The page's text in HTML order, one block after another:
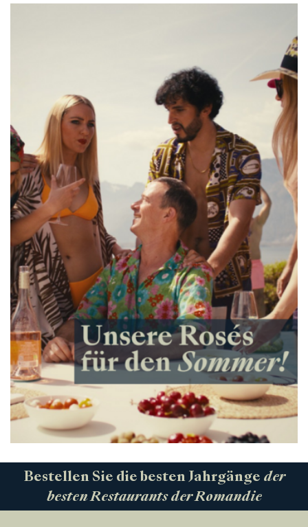
Bestellen Sie die besten Jahrgänge der
besten Restaurants der Romandie